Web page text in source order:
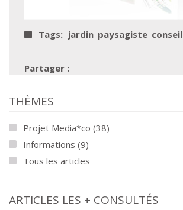
Tags: jardin paysagiste conseil
THÈMES
Projet Media*co (38)
Informations (9)
Tous les articles
ARTICLES LES + CONSULTÉS